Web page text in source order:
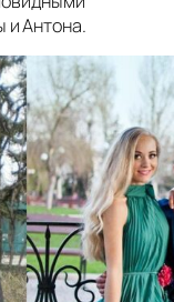
и Антона.